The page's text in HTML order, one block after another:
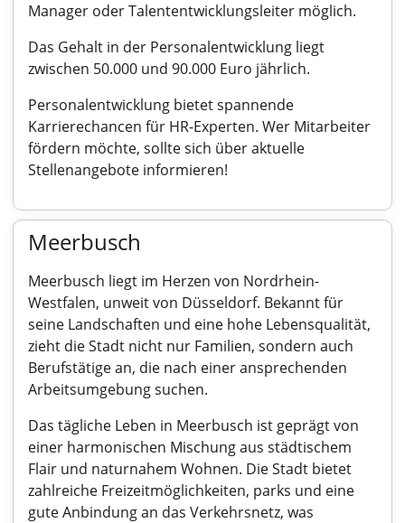
Manager oder Talententwicklungsleiter möglich.
Das Gehalt in der Personalentwicklung liegt
zwischen 50.000 und 90.000 Euro jährlich.
Personalentwicklung bietet spannende
Karrierechancen für HR-Experten. Wer Mitarbeiter
fördern möchte, sollte sich über aktuelle
Stellenangebote informieren!
Meerbusch
Meerbusch liegt im Herzen von Nordrhein-
Westfalen, unweit von Düsseldorf. Bekannt für
seine Landschaften und eine hohe Lebensqualität,
zieht die Stadt nicht nur Familien, sondern auch
Berufstätige an, die nach einer ansprechenden
Arbeitsumgebung suchen.
Das tägliche Leben in Meerbusch ist geprägt von
einer harmonischen Mischung aus städtischem
Flair und naturnahem Wohnen. Die Stadt bietet
zahlreiche Freizeitmöglichkeiten, parks und eine
gute Anbindung an das Verkehrsnetz, was